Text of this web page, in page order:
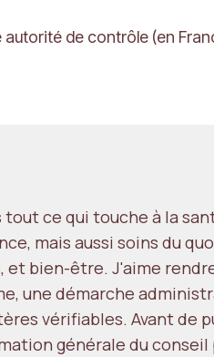
de contrôle (en
ce qui touche à la
mais aussi soins du
bien-être. J'aime
une démarche
vérifiables. Avant de
générale du